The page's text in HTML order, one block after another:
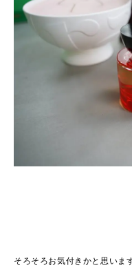
そろそろお気付きかと思いま